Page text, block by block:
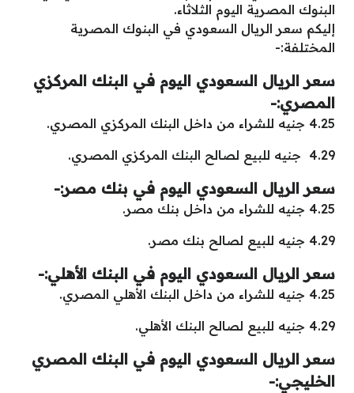
البنوك المصرية اليوم الثلاثاء.
إليكم سعر الريال السعودي في البنوك المصرية
المختلفة:-
سعر الريال السعودي اليوم في البنك المركزي
المصري:-
4.25 جنيه للشراء من داخل البنك المركزي المصري.
4.29 جنيه للبيع لصالح البنك المركزي المصري.
سعر الريال السعودي اليوم في بنك مصر:-
4.25 جنيه للشراء من داخل بنك مصر.
4.29 جنيه للبيع لصالح بنك مصر.
سعر الريال السعودي اليوم في البنك الأهلي:-
4.25 جنيه للشراء من داخل البنك الأهلي المصري.
4.29 جنيه للبيع لصالح البنك الأهلي.
سعر الريال السعودي اليوم في البنك المصري
الخليجي:-